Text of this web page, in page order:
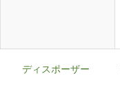
ディスポーザー